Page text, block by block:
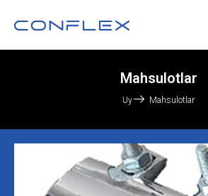
Mahsulotlar
Uy Mahsulotlar